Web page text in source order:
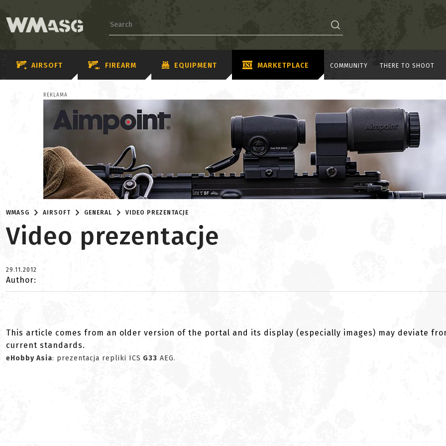
AIRSOFT FIREARM EQUIPMENT MARKETPLACE COMMUNITY THERE TO SHOOT
REKLAMA
WMASG AIRSOFT GENERAL VIDEO PREZENTACJE
Video prezentacje
29.11.2012
Author:
This article comes from an older version of the portal and its display (especially images) may deviate
current standards.
eHobby Asia: prezentacja repliki ICS G33 AEG.